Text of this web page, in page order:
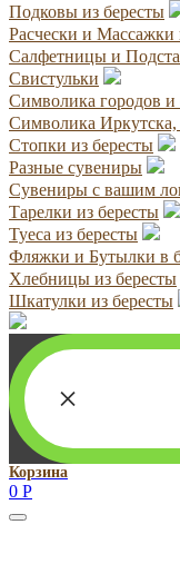
Подковы из бересты
Расчески и Массажки
Салфетницы и
Свистульки
Символика городов и
Символика Иркутска,
Стопки из бересты
Разные сувениры
Сувениры с вашим
Тарелки из бересты
Туеса из бересты
Фляжки и Бутылки в
Хлебницы из бересты
Шкатулки из бересты
×
Корзина
0 Р